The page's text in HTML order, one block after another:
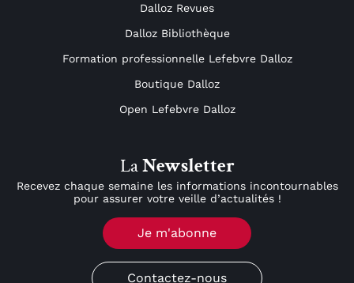
Dalloz Revues
Dalloz Bibliothèque
Formation professionnelle Lefebvre Dalloz
Boutique Dalloz
Open Lefebvre Dalloz
LaNewsletter
Recevez chaque semaine les informations incontournables
pour assurer votre veille d’actualités !
Je m'abonne
Contactez-nous